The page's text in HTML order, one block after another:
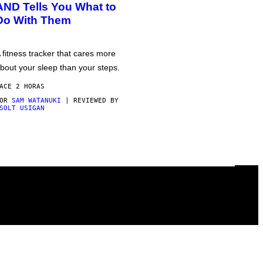
Tells You What to
With Them
fitness tracker that cares more
your sleep than your steps.
2 HORAS
SAM WATANUKI | REVIEWED BY
USIGAN